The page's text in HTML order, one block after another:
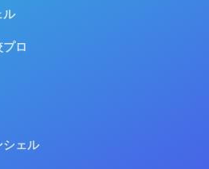
ル
ロ
シェル